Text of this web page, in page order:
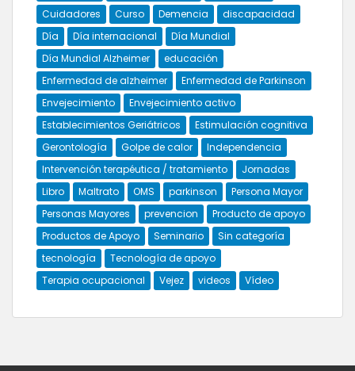
Cuidadores
Curso Demencia
discapacidad
Día
Día internacional
Día Mundial
Día Mundial Alzheimer
educación
Enfermedad de alzheimer
Enfermedad de Parkinson
Envejecimiento
Envejecimiento activo
Establecimientos Geriátricos
Estimulación cognitiva
Gerontología
Golpe de calor
Independencia
Intervención terapéutica / tratamiento
Jornadas
Libro
Maltrato OMS parkinson
Persona Mayor
Personas Mayores
prevencion
Producto de apoyo
Productos de Apoyo
Seminario
Sin categoría
tecnología
Tecnología de apoyo
Terapia ocupacional
Vejez videos Vídeo